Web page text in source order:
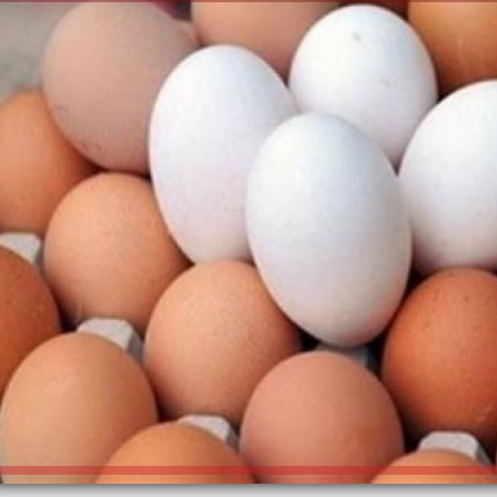
إلهام شرشر تكتب: دي مبقتش كورة..
الكاتبة إلهام شرشر تهنئ الرئيس